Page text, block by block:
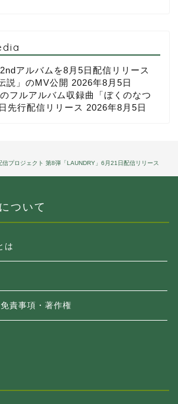
アルバムを8月5日配信リリース
説」のMV公開 2026年8月5日
フルアルバム収録曲「ぼくのなつ
先行配信リリース 2026年8月5日
プロジェクト 第8弾「LAUNDRY」6月21日配信リリース
ついて
は
責事項・著作権